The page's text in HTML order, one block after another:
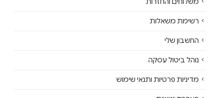
רשימת משאלות
החשבון שלי
נוהל ביטול עסקה
מדיניות פרטיות ותנאי שימוש